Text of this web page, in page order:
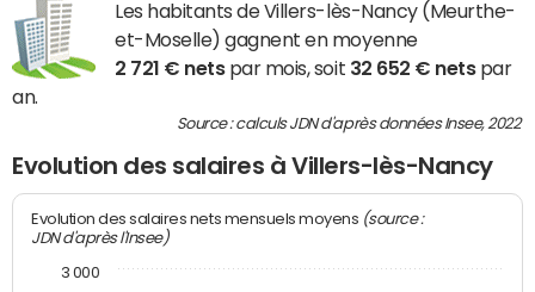
Les habitants de Villers-lès-Nancy (Meurthe-
et-Moselle) gagnent en moyenne
2 721 € netspar mois, soit 32 652 € netspar
an.
Source : calculs JDN d'après données Insee, 2022
Evolution des salaires à Villers-lès-Nancy
Evolution des salaires nets mensuels moyens (source :
JDN d'après l'Insee)
3 000